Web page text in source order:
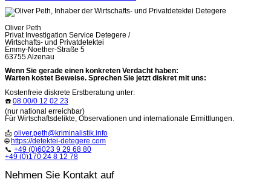
Oliver Peth
Privat Investigation Service Detegere /
Wirtschafts- und Privatdetektei
Emmy-Noether-Straße 5
63755 Alzenau
Wenn Sie gerade einen konkreten Verdacht haben:
Warten kostet Beweise. Sprechen Sie jetzt diskret mit uns:
Kostenfreie diskrete Erstberatung unter:
☎️ 08 00/0 12 02 23
(nur national erreichbar)
Für Wirtschaftsdelikte, Observationen und internationale Ermittlungen.
📩 oliver.peth@kriminalistik.info
🌐 https://detektei-detegere.com
📞 +49 (0)6023 9 29 68 80
+49 (0)170 24 8 12 78
Nehmen Sie Kontakt auf